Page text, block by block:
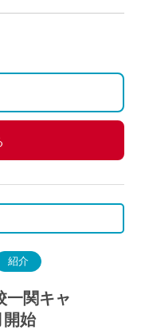
紹介
一関キャ
開始